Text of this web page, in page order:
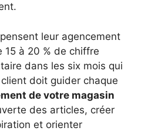
leur agencement
15 à 20 % de chiffre
dans les six mois qui
doit guider chaque
de votre magasin
des articles, créer
et orienter